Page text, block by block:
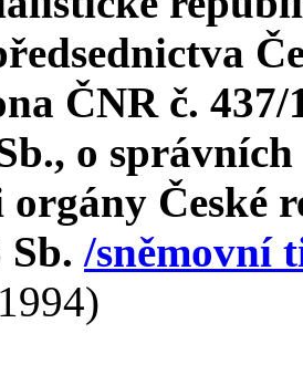
ČNR č.
o
České
Sb. /sněmovní